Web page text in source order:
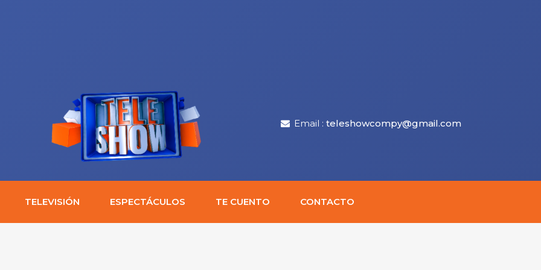
Email : teleshowcompy@gmail.com
TELEVISIÓN ESPECTÁCULOS TE CUENTO CONTACTO